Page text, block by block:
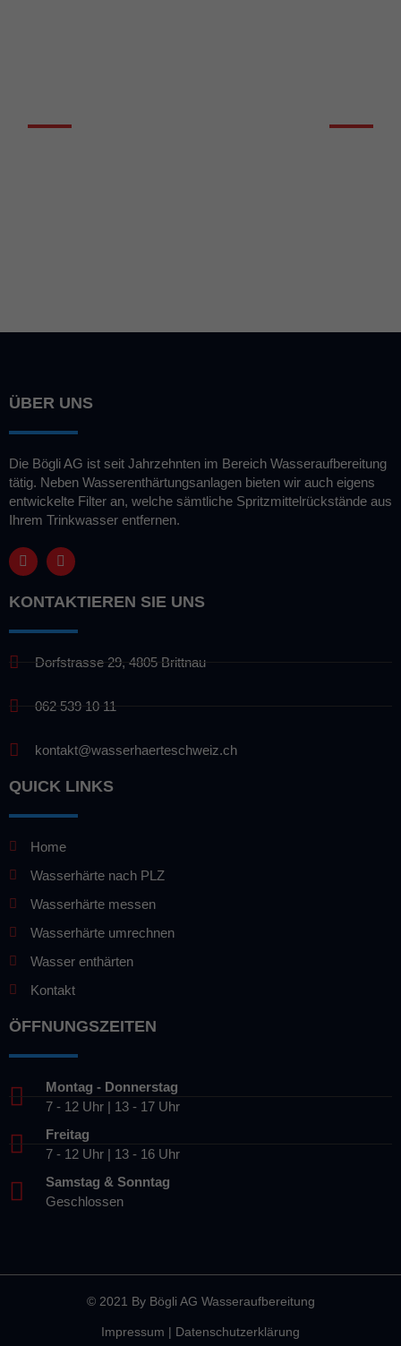
ÜBER UNS
Die Bögli AG ist seit Jahrzehnten im Bereich Wasseraufbereitung
tätig. Neben Wasserenthärtungsanlagen bieten wir auch eigens
entwickelte Filter an, welche sämtliche Spritzmittelrückstände aus
Ihrem Trinkwasser entfernen.
KONTAKTIEREN SIE UNS
Dorfstrasse 29, 4805 Brittnau
062 539 10 11
kontakt@wasserhaerteschweiz.ch
QUICK LINKS
Home
Wasserhärte nach PLZ
Wasserhärte messen
Wasserhärte umrechnen
Wasser enthärten
Kontakt
ÖFFNUNGSZEITEN
Montag - Donnerstag
7 - 12 Uhr | 13 - 17 Uhr
Freitag
7 - 12 Uhr | 13 - 16 Uhr
Samstag & Sonntag
Geschlossen
© 2021 By Bögli AG Wasseraufbereitung
Impressum | Datenschutzerklärung